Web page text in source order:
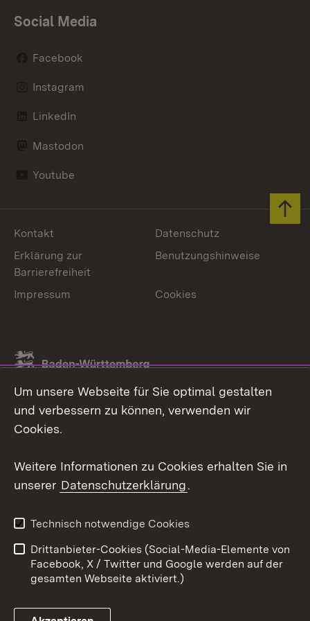
Social Media
Facebook
Instagram
LinkedIn
Mastodon
Youtube
Link zum Landesportal
Kontakt
Datenschutz
Erklärung zur
Barrierefreiheit
Benutzungshinweise
Impressum Cookies
Um unsere Webseite für Sie optimal gestalten
und verbessern zu können, verwenden wir
Cookies.
Weitere Informationen zu Cookies erhalten Sie in
unserer Datenschutzerklärung.
Technisch notwendige Cookies
Drittanbieter-Cookies (Social-Media-Elemente von
Facebook, X / Twitter und Google werden auf der
gesamten Webseite aktiviert.)